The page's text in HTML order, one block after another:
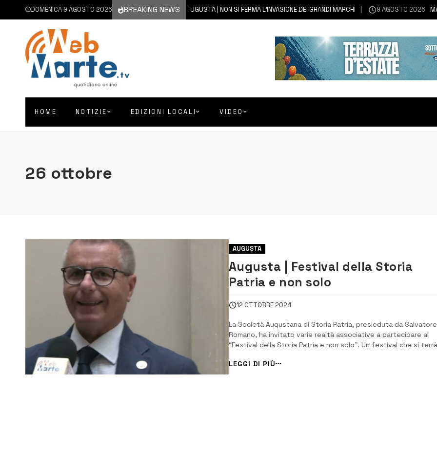
DOMENICA 9 AGOSTO 2026 BREAKING NEWS
9 AGOSTO 2026 AUGUSTA | NON SI FERMA L’INVASIONE DEI GRANDI MARCHI 9 AGOSTO 2026
HOME NOTIZIE EDIZIONI LOCALI VIDEO
26 ottobre
AUGUSTA
Augusta | Festival della Storia
Patria e non solo
12 OTTOBRE 2024
La Società Augustana di Storia Patria, presieduta da Salvatore
Romano, ha invitato varie realtà associative a partecipare al
“Festival della Storia Patria e non solo”. Un festival che si terrà
conferenze nel salone di rappresentanza del Circolo Unione e
i restanti appuntame...
LEGGI DI PIÙ